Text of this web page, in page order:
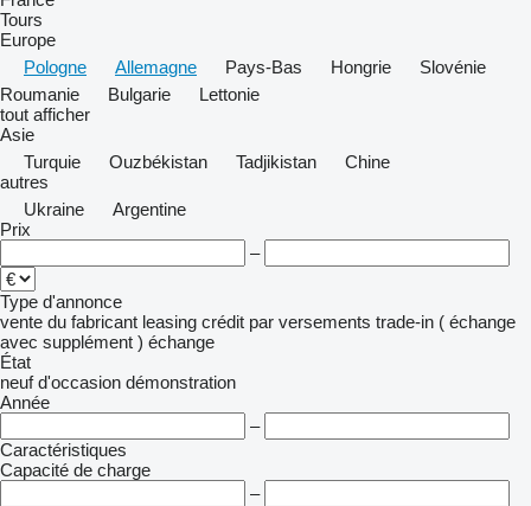
Tours
Europe
Pologne
Allemagne Pays-Bas Hongrie
Slovénie
Roumanie
Bulgarie
Lettonie
tout afficher
Asie
Turquie
Ouzbékistan Tadjikistan
Chine
autres
Ukraine
Argentine
Prix
–
Type d'annonce
vente du fabricant leasing crédit par versements trade-in ( échange
avec supplément ) échange
État
neuf d'occasion démonstration
Année
–
Caractéristiques
Capacité de charge
–